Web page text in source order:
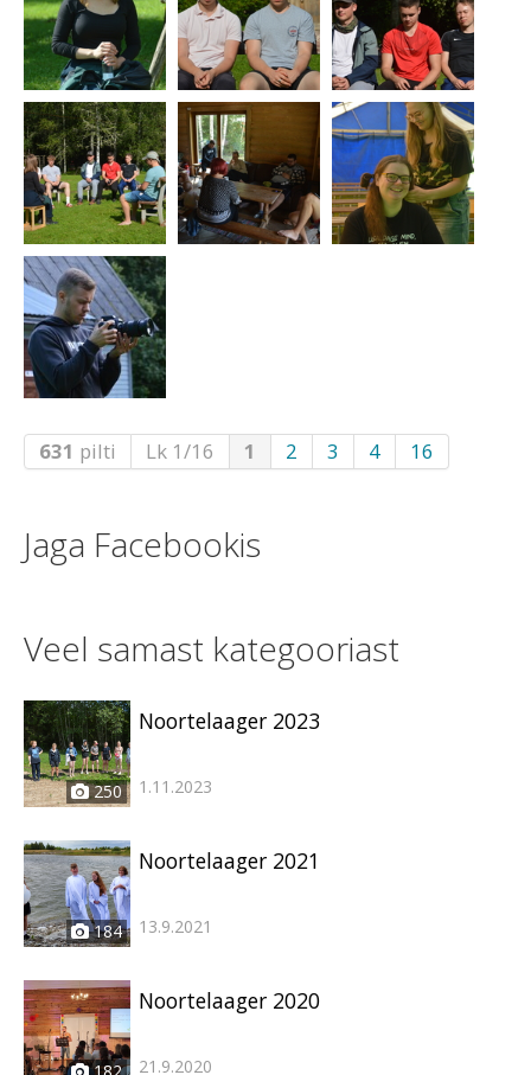
631 pilti Lk 1/16 1 2 3 4 16
Jaga Facebookis
Veel samast kategooriast
250
Noortelaager 2023
1.11.2023
184
Noortelaager 2021
13.9.2021
Noortelaager 2020
21.9.2020